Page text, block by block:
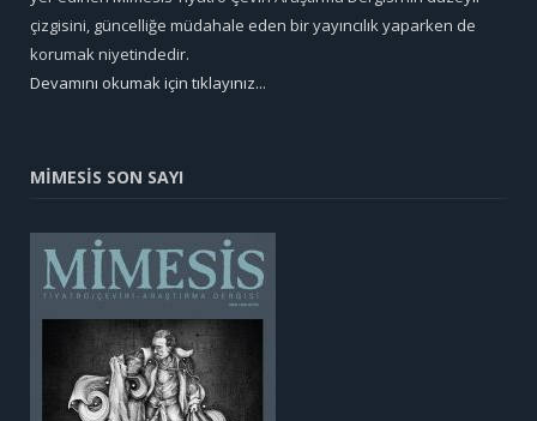
çizgisini, güncelliğe müdahale eden bir yayıncılık yaparken de
korumak niyetindedir.
Devamını okumak için tıklayınız...
MİMESİS SON SAYI